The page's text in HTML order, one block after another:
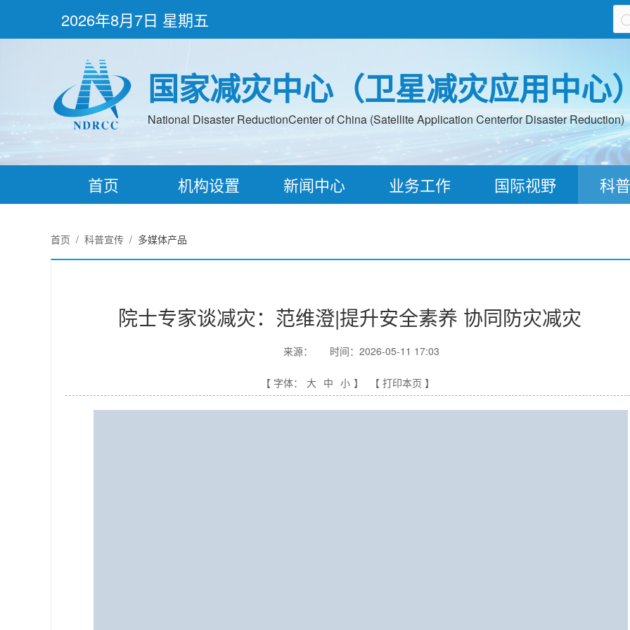
2026年8月7日 星期五
国家减灾中心（卫星减灾应用中心
National Disaster ReductionCenter of China (Satellite Application Centerfor Disaster Reduction)
首页 机构设置 新闻中心 业务工作 国际视野 科
首页 / 科普宣传 / 多媒体产品
院士专家谈减灾：范维澄|提升安全素养 协同防灾减灾
来源： 时间：2026-05-11 17:03
【 字体： 大 中 小 】 【 打印本页 】